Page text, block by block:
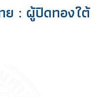
ย : ผู้ปิดทองใต้